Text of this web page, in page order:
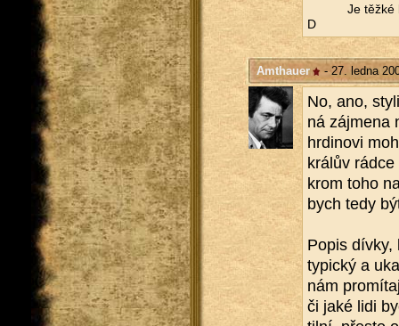
Je těžké
D
Amthauer - 27. ledna
No, ano,
ná zá­jme­na
hr­di­no­vi
krá­lův
krom toho
bych tedy
Popis dívky,
ty­pic­ký a
nám
či jaké lidi